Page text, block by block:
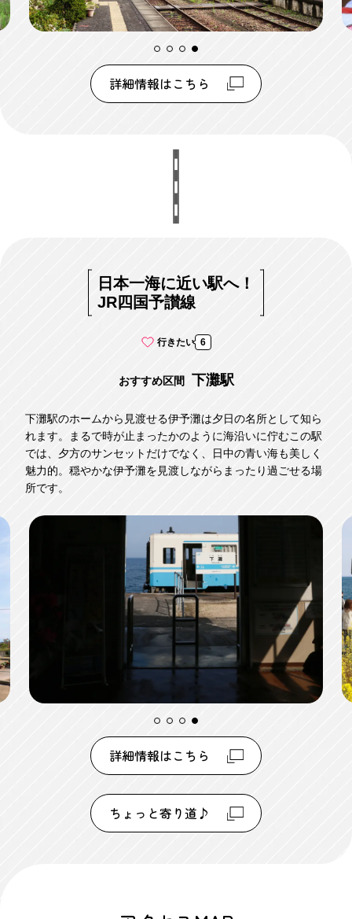
詳細情報はこちら
日本一海に近い駅へ！
JR四国予讃線
行きたい 6
おすすめ区間 下灘駅
下灘駅のホームから見渡せる伊予灘は夕日の名所として知ら
れます。まるで時が止まったかのように海沿いに佇むこの駅
では、夕方のサンセットだけでなく、日中の青い海も美しく
魅力的。穏やかな伊予灘を見渡しながらまったり過ごせる場
所です。
詳細情報はこちら
ちょっと寄り道♪